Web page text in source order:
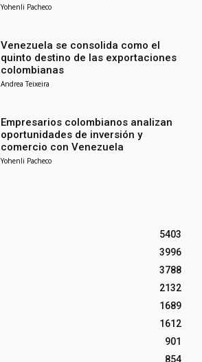
Yohenli Pacheco
Venezuela se consolida como el
quinto destino de las exportaciones
colombianas
Andrea Teixeira
Empresarios colombianos analizan
oportunidades de inversión y
comercio con Venezuela
Yohenli Pacheco
5403
3996
3788
2132
1689
1612
901
854